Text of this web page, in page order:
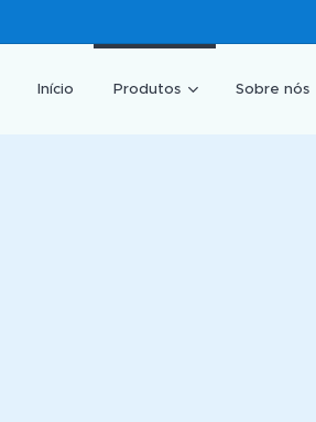
Início Produtos Sobre nós